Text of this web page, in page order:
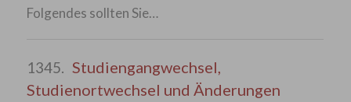
Folgendes sollten Sie…
1345. Studiengangwechsel,
Studienortwechsel und Änderungen